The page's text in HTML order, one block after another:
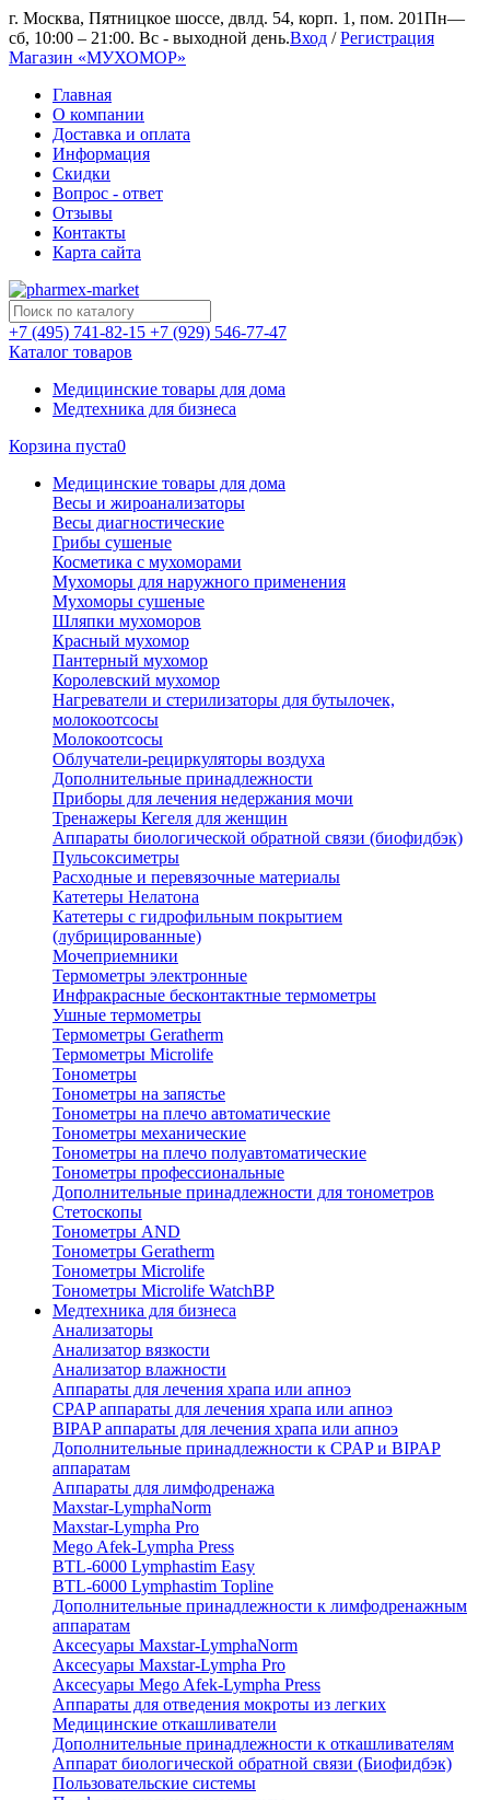
г. Москва, Пятницкое шоссе, двлд. 54, корп. 1, пом. 201Пн—
сб, 10:00 – 21:00. Вс - выходной день.Вход /Регистрация
Магазин «МУХОМОР»
Главная
О компании
Доставка и оплата
Информация
Скидки
Вопрос - ответ
Отзывы
Контакты
Карта сайта
+7 (495) 741-82-15 +7 (929) 546-77-47
Каталог товаров
Медицинские товары для дома
Медтехника для бизнеса
Корзина пуста0
Медицинские товары для дома
Весы и жироанализаторы
Весы диагностические
Грибы сушеные
Косметика с мухоморами
Мухоморы для наружного применения
Мухоморы сушеные
Шляпки мухоморов
Красный мухомор
Пантерный мухомор
Королевский мухомор
Нагреватели и стерилизаторы для бутылочек,
молокоотсосы
Молокоотсосы
Облучатели-рециркуляторы воздуха
Дополнительные принадлежности
Приборы для лечения недержания мочи
Тренажеры Кегеля для женщин
Аппараты биологической обратной связи (биофидбэк)
Пульсоксиметры
Расходные и перевязочные материалы
Катетеры Нелатона
Катетеры с гидрофильным покрытием
(лубрицированные)
Мочеприемники
Термометры электронные
Инфракрасные бесконтактные термометры
Ушные термометры
Термометры Geratherm
Термометры Microlife
Тонометры
Тонометры на запястье
Тонометры на плечо автоматические
Тонометры механические
Тонометры на плечо полуавтоматические
Тонометры профессиональные
Дополнительные принадлежности для тонометров
Стетоскопы
Тонометры AND
Тонометры Geratherm
Тонометры Microlife
Тонометры Microlife WatchBP
Медтехника для бизнеса
Анализаторы
Анализатор вязкости
Анализатор влажности
Аппараты для лечения храпа или апноэ
CPAP аппараты для лечения храпа или апноэ
BIPAP аппараты для лечения храпа или апноэ
Дополнительные принадлежности к CPAP и BIPAP
аппаратам
Аппараты для лимфодренажа
Maxstar-LymphaNorm
Maxstar-Lympha Pro
Mego Afek-Lympha Press
BTL-6000 Lymphastim Easy
BTL-6000 Lymphastim Topline
Дополнительные принадлежности к лимфодренажным
аппаратам
Аксесуары Maxstar-LymphaNorm
Аксесуары Maxstar-Lympha Pro
Аксесуары Mego Afek-Lympha Press
Аппараты для отведения мокроты из легких
Медицинские откашливатели
Дополнительные принадлежности к откашливателям
Аппарат биологической обратной связи (Биофидбэк)
Пользовательские системы